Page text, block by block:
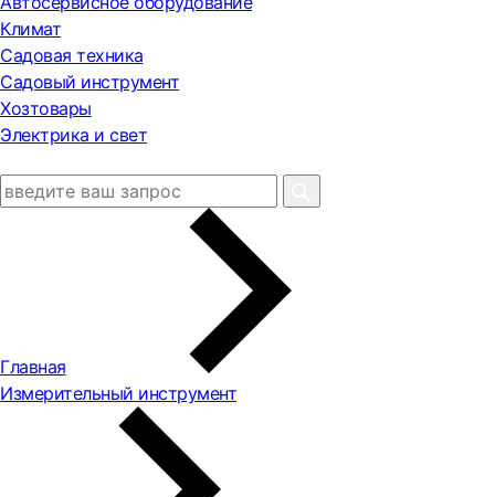
Климат
Садовая техника
Садовый инструмент
Хозтовары
Электрика и свет
Главная
Измерительный инструмент